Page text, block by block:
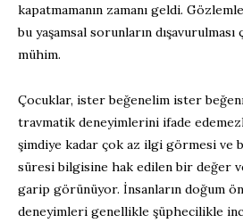
kapatmamanın zamanı geldi.
bu yaşamsal sorunların
mühim.
Çocuklar, ister beğenelim ister
travmatik deneyimlerini ifade
şimdiye kadar çok az ilgi görmesi ve
süresi bilgisine hak edilen bir değer
garip görünüyor. İnsanların doğum
deneyimleri genellikle şüphecilikle